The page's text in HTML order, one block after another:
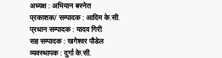
अध्यक्ष : अभियान बस्नेत
प्रकाशक/ सम्पादक : आदिम के.सी.
प्रधान सम्पादक : यादव गिरी
सह सम्पादक : खगेश्वर पौडेल
व्यवस्थापक : दुर्गा के.सी.